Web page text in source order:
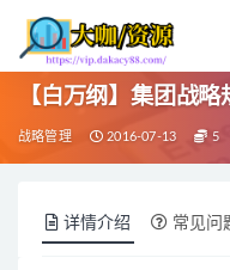
【白万纲】集团战
战略管理 2016-07-13 5
详情介绍 常见问
全部